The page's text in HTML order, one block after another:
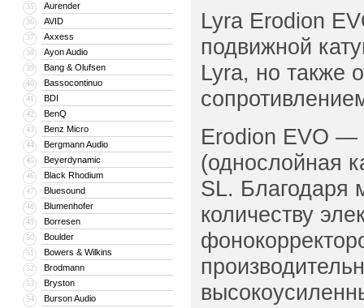
35 Aurender
36 AVID
37 Axxess
38 Ayon Audio
39 Bang & Olufsen
40 Bassocontinuo
41 BDI
42 BenQ
43 Benz Micro
44 Bergmann Audio
45 Beyerdynamic
46 Black Rhodium
47 Bluesound
48 Blumenhofer
49 Borresen
50 Boulder
51 Bowers & Wilkins
52 Brodmann
53 Bryston
54 Burson Audio
Lyra Erodion
подвижной
Lyra, но также
Erodion EVO —
(однослойная
SL.
количеству